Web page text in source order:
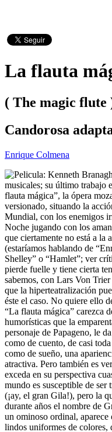
La flauta
( The magic flute
Candorosa
Enrique Colmena
Kenneth
musicales; su último trabajo
flauta mágica”, la ópera
versionado, situando la
Mundial, con los enemigos
Noche jugando con los
que ciertamente no está a la
(estaríamos hablando de
Shelley” o “Hamlet”; ver
pierde fuelle y tiene cierta
sabemos, con Lars Von
que la hiperteatralización
éste el caso. No quiere ello
“La flauta mágica” carezca
humorísticas que la
personaje de Papageno, le
como de cuento, de casi
como de sueño, una
atractiva. Pero también es
exceda en su perspectiva
mundo es susceptible de
(¡ay, el gran Gila!), pero la
durante años el nombre de
un ominoso ordinal,
lindos uniformes de colores,